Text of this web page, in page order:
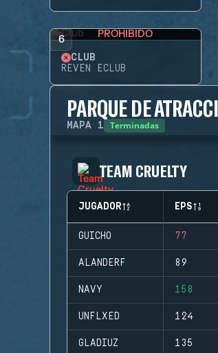
6 PROHIBIDO
CLUB
REVEN ECLUB
PARQUE DE
MAPA 1 Terminadas
TEAM CRUELTY
JUGADOR EPS
GUICHO 77
ALANDERF 89
NAVY 158
UNFLXED 124
GLADIUZ 135